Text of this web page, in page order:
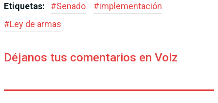
Etiquetas: #Senado #implementación
#Ley de armas
Déjanos tus comentarios en Voiz